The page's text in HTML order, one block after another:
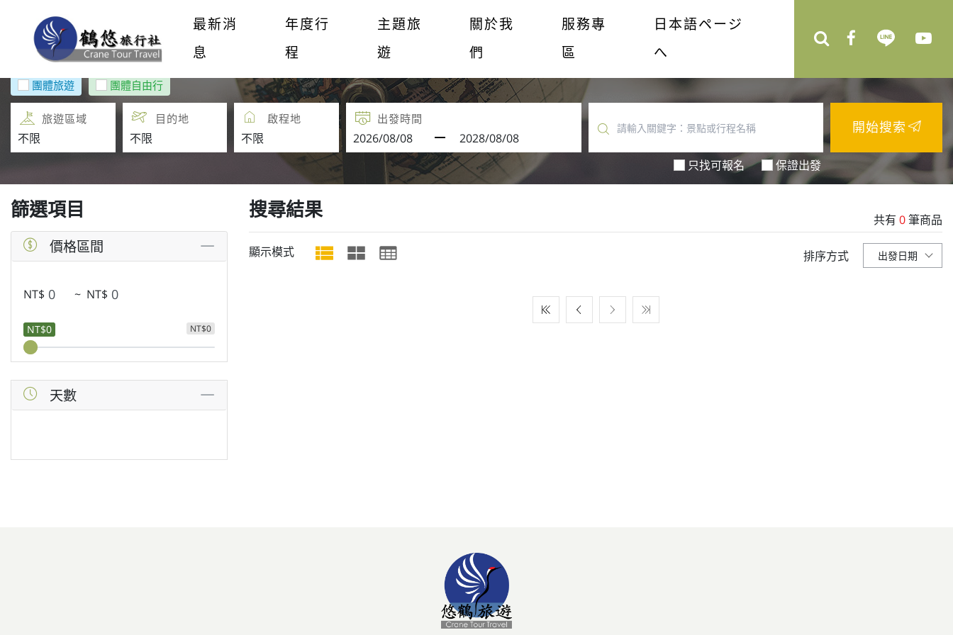
最新消
息
年度行
程
主題旅
遊
關於我
們
服務專
區
日本語ページ
へ
團體旅遊 團體自由行
旅遊區域 目的地 啟程地 出發時間
只找可報名 保證出發
開始搜索
篩選項目
價格區間
NT$ ~ NT$
NT$0
NT$0
天數
搜尋結果 共有 0筆商品
顯示模式 排序方式